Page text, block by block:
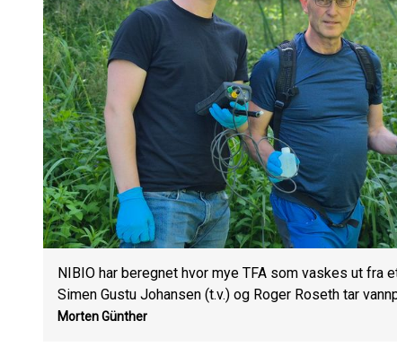
NIBIO har beregnet hvor mye TFA som vaskes ut fra
Simen Gustu Johansen (t.v.) og Roger Roseth tar
Morten Günther